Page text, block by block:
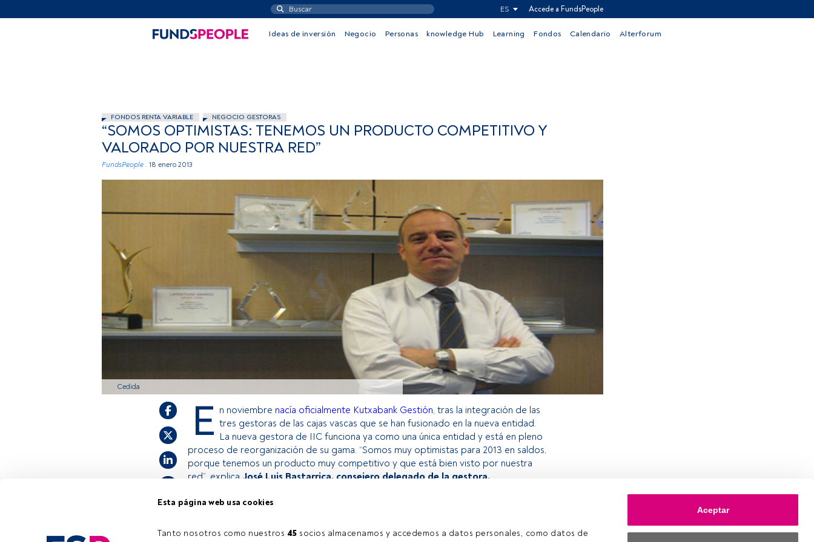
Esta página web usa cookies
Tanto nosotros como nuestros 45 socios almacenamos y accedemos a datos personales, como datos de
Aceptar
ES Accede a FundsPeople
Ideas de inversión Negocio Personas knowledge Hub Learning Fondos Calendario Alterforum
FONDOS RENTA VARIABLE NEGOCIO GESTORAS
“SOMOS OPTIMISTAS: TENEMOS UN PRODUCTO COMPETITIVO Y
VALORADO POR NUESTRA RED”
FundsPeople . 18 enero 2013
Cedida
E n noviembre nacía oficialmente Kutxabank Gestión, tras la integración de las
tres gestoras de las cajas vascas que se han fusionado en la nueva entidad.
La nueva gestora de IIC funciona ya como una única entidad y está en pleno
proceso de reorganización de su gama. “Somos muy optimistas para 2013 en saldos,
porque tenemos un producto muy competitivo y que está bien visto por nuestra
red”, explica José Luis Bastarrica, consejero delegado de la gestora.
estás registrado, accede desde el botón Login. Si aún no tienes cuenta, te